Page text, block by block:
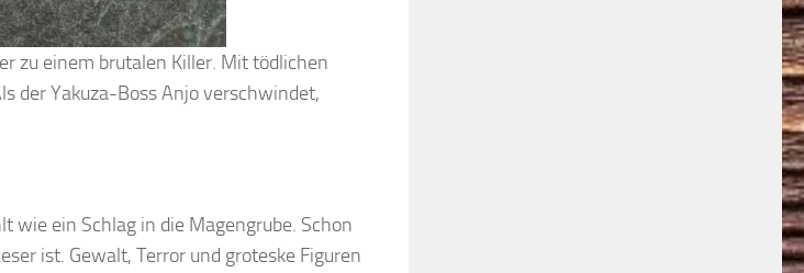
zu einem brutalen Killer. Mit tödlichen
der Yakuza-Boss Anjo verschwindet,
wie ein Schlag in die Magengrube. Schon
ist. Gewalt, Terror und groteske Figuren